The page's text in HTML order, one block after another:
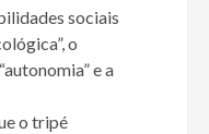
sociais
o
e a
o tripé